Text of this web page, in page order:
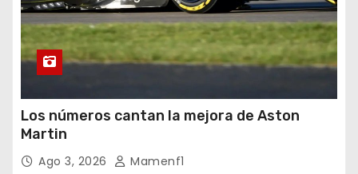
Los números cantan la mejora de Aston
Martin
Ago 3, 2026 Mamenf1